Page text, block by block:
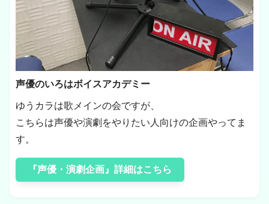
声優のいろはボイスアカデミー
ゆうカラは歌メインの会ですが、
こちらは声優や演劇をやりたい人向けの企画やってま
す。
『声優・演劇企画』詳細はこちら